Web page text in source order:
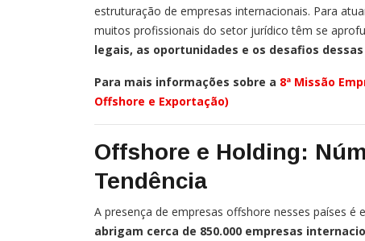
estruturação de empresas internacionais. Para
muitos profissionais do setor jurídico têm se
legais, as oportunidades e os desafios
Para mais informações sobre a 8ª Missão
Offshore e Exportação)
Offshore e Holding:
Tendência
A presença de empresas offshore nesses países é
abrigam cerca de 850.000 empresas